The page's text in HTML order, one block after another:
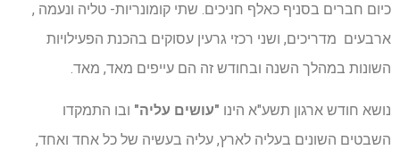
כיום חברים בסניף כאלף חניכים. שתי קומונריות- טליה ונעמה ,
ארבעים מדריכים, ושני רכזי גרעין עסוקים בהכנת הפעילויות
השונות במהלך השנה ובחודש זה הם עייפים מאד, מאד.
נושא חודש ארגון תשע"א הינו "עושים עליה" ובו התמקדו
השבטים השונים בעליה לארץ, עליה בעשיה של כל אחד ואחד,